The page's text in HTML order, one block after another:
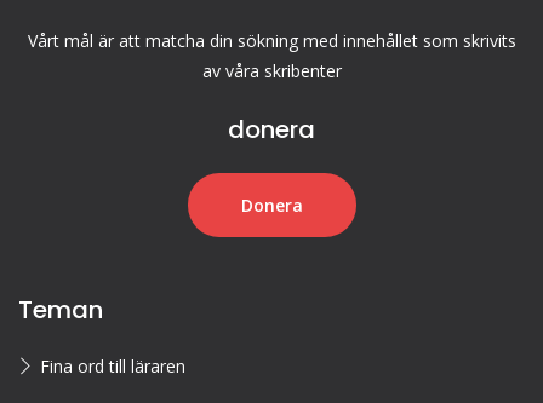
Vårt mål är att matcha din sökning med innehållet som skrivits
av våra skribenter
donera
Donera
Teman
Fina ord till läraren